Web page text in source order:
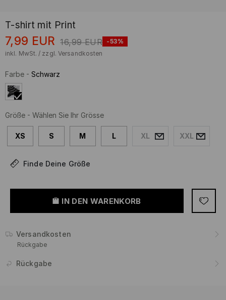
T-shirt mit Print
7,99 EUR 16,99 EUR -53%
inkl. MwSt. / zzgl. Versandkosten
Farbe - Schwarz
Größe - Wählen Sie Ihr Grösse
XS S M L XL XXL
Finde Deine Größe
IN DEN WARENKORB
Versandkosten
Rückgabe
Rückgabe